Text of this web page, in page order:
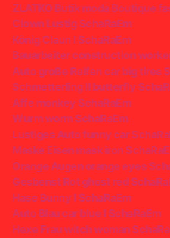
ZLATKO Butik moda Boutique
Clown Lustig SchaRaEm
König Claun I SchaRaEm
Bauarbeiter construction
Auto große Reifen car big tires
Schmetterling II butterfly
Affe monkey SchaRaEm
Wurm worm SchaRaEm
Lustiges Auto funny car
Maske Eisen mask iron
Orange Augen orange eyes
Gesbenst Rot ghost red
Hase Bunny I SchaRaEm
Auto Blau car blue I SchaRaEm
Hexe Frau witch woman